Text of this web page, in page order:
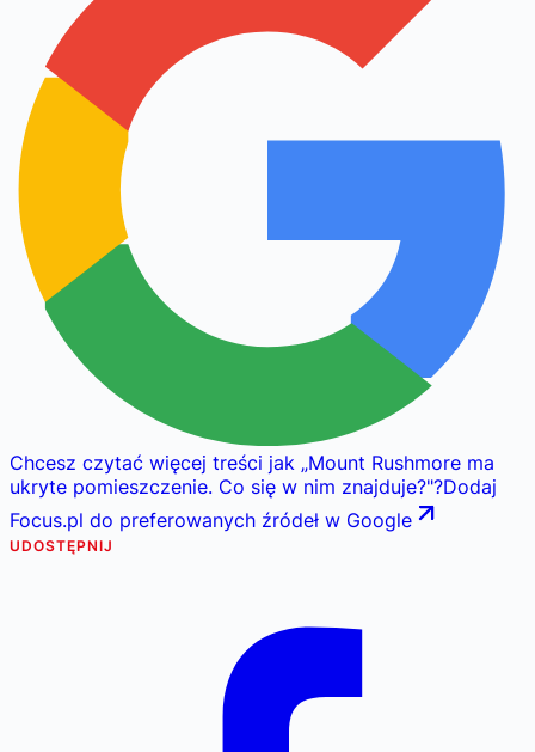
Chcesz czytać więcej treści jak „Mount Rushmore ma
ukryte pomieszczenie. Co się w nim znajduje?"?Dodaj
Focus.pl do preferowanych źródeł w Google
UDOSTĘPNIJ